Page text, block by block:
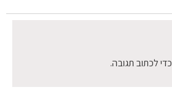
כדי לכתוב תגובה.